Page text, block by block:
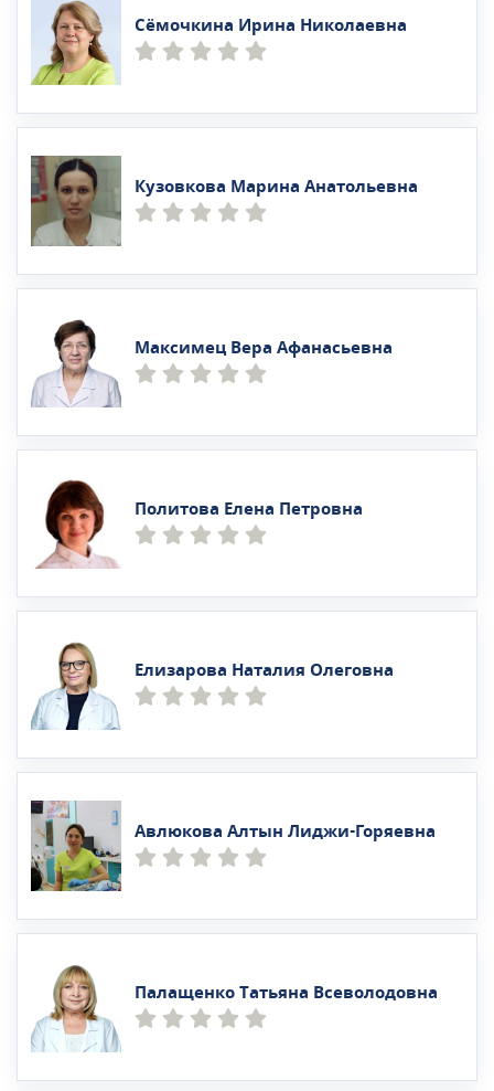
Сёмочкина Ирина Николаевна
Кузовкова Марина Анатольевна
Максимец Вера Афанасьевна
Политова Елена Петровна
Елизарова Наталия Олеговна
Авлюкова Алтын Лиджи-Горяевна
Палащенко Татьяна Всеволодовна